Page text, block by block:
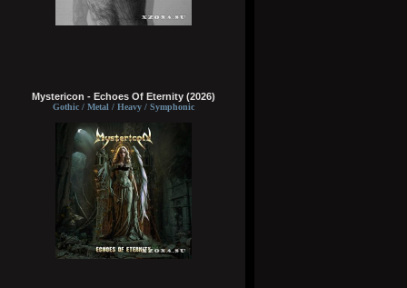
Mystericon - Echoes Of Eternity (2026)
Gothic / Metal / Heavy / Symphonic